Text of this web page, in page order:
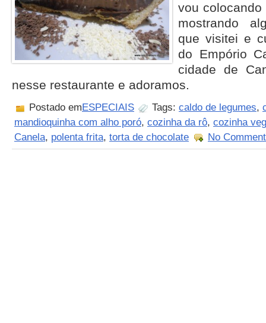
vou
mostrando
que visitei e
do Empório
cidade de
nesse restaurante e adoramos.
Postado emESPECIAIS Tags: caldo de legumes,
mandioquinha com alho poró, cozinha da rô, cozinha
Canela, polenta frita, torta de chocolate No